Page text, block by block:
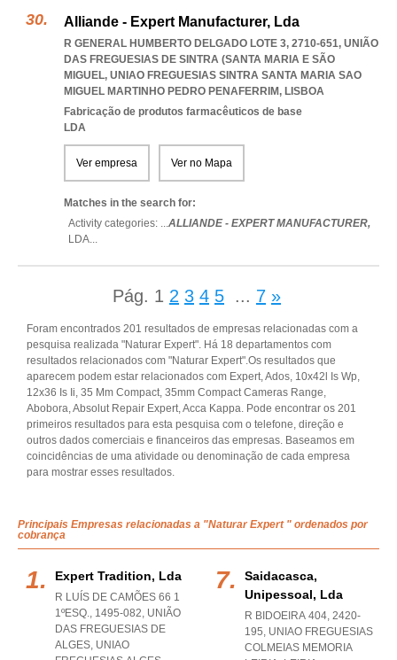
Alliande - Expert Manufacturer, Lda
R GENERAL HUMBERTO DELGADO LOTE 3, 2710-651, UNIÃO
DAS FREGUESIAS DE SINTRA (SANTA MARIA E SÃO
MIGUEL, UNIAO FREGUESIAS SINTRA SANTA MARIA SAO
MIGUEL MARTINHO PEDRO PENAFERRIM, LISBOA
Fabricação de produtos farmacêuticos de base
LDA
Ver empresa Ver no Mapa
Matches in the search for:
Activity categories: ...ALLIANDE - EXPERT MANUFACTURER,
LDA...
Pág. 1 2 3 4 5 ... 7 »
Foram encontrados 201 resultados de empresas relacionadas com a
pesquisa realizada "Naturar Expert". Há 18 departamentos com
resultados relacionados com "Naturar Expert".Os resultados que
aparecem podem estar relacionados com Expert, Ados, 10x42l Is Wp,
12x36 Is Ii, 35 Mm Compact, 35mm Compact Cameras Range,
Abobora, Absolut Repair Expert, Acca Kappa. Pode encontrar os 201
primeiros resultados para esta pesquisa com o telefone, direção e
outros dados comerciais e financeiros das empresas. Baseamos em
coincidências de uma atividade ou denominação de cada empresa
para mostrar esses resultados.
Principais Empresas relacionadas a "Naturar Expert " ordenados por
cobrança
Expert Tradition, Lda
R LUÍS DE CAMÕES 66 1
1ºESQ., 1495-082, UNIÃO
DAS FREGUESIAS DE
ALGES, UNIAO
Saidacasca,
Unipessoal, Lda
R BIDOEIRA 404, 2420-
195, UNIAO FREGUESIAS
COLMEIAS MEMORIA